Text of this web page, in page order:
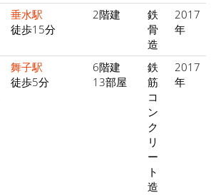
垂水駅
徒歩15分
2階建
鉄
骨
造
2017
年
舞子駅
徒歩5分
6階建
13部屋
鉄
筋
コ
ン
ク
リ
ー
ト
造
2017
年